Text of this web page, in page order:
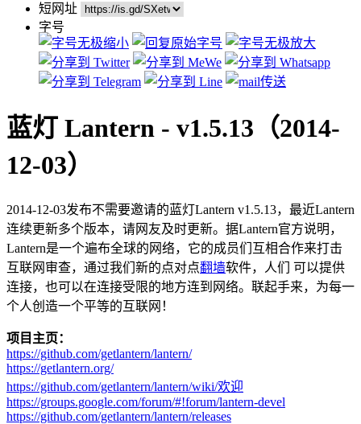
短网址
字号
蓝灯 Lantern - v1.5.13（2014-
12-03）
2014-12-03发布不需要邀请的蓝灯Lantern v1.5.13，最近Lantern
连续更新多个版本，请网友及时更新。据Lantern官方说明，
Lantern是一个遍布全球的网络，它的成员们互相合作来打击
互联网审查，通过我们新的点对点翻墙软件，人们 可以提供
连接，也可以在连接受限的地方连到网络。联起手来，为每一
个人创造一个平等的互联网！
项目主页：
https://github.com/getlantern/lantern/
https://getlantern.org/
https://github.com/getlantern/lantern/wiki/欢迎
https://groups.google.com/forum/#!forum/lantern-devel
https://github.com/getlantern/lantern/releases